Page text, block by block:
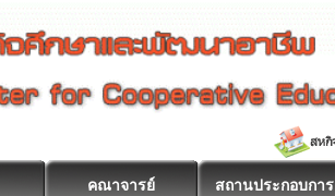
คณาจารย์ สถานประกอบการ